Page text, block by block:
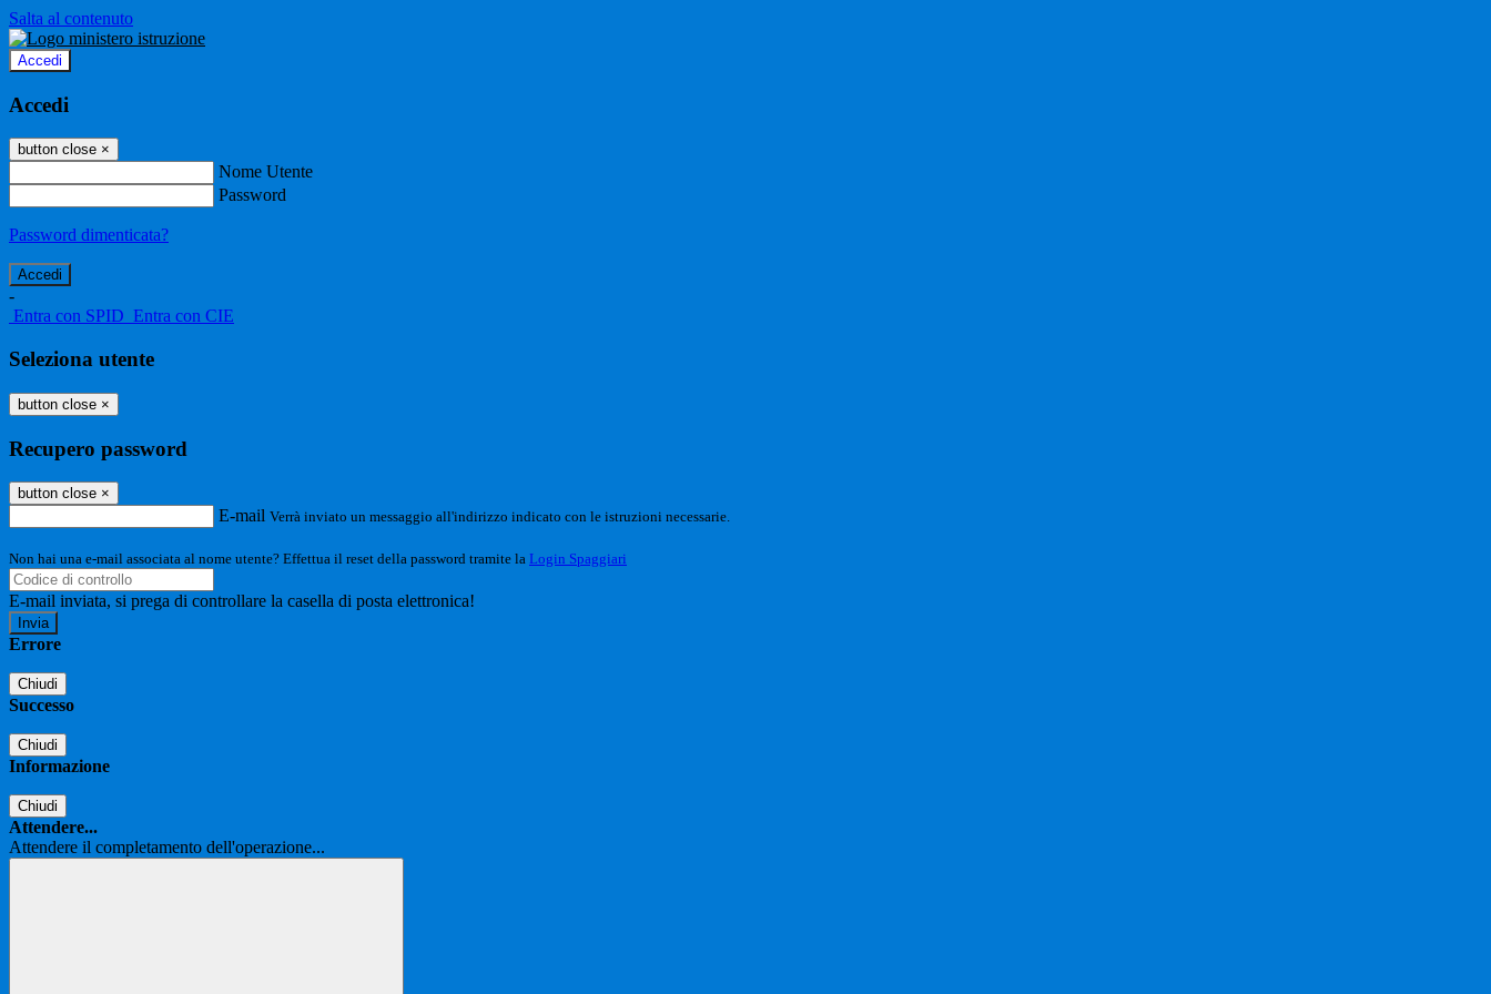
Salta al contenuto
Accedi
Accedi
button close ×
Nome Utente
Password
Password dimenticata?
-
Entra con SPID Entra con CIE
Seleziona utente
button close ×
Recupero password
button close ×
E-mail Verrà inviato un messaggio all'indirizzo indicato con le istruzioni necessarie.
Non hai una e-mail associata al nome utente? Effettua il reset della password tramite la Login Spaggiari
E-mail inviata, si prega di controllare la casella di posta elettronica!
Errore
Chiudi
Successo
Chiudi
Informazione
Chiudi
Attendere...
Attendere il completamento dell'operazione...